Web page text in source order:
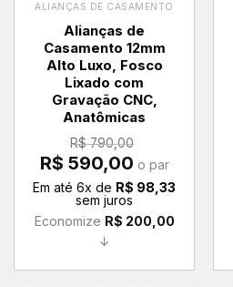
ALIANÇAS DE CASAMENTO
Alianças de
Casamento 12mm
Alto Luxo, Fosco
Lixado com
Gravação CNC,
Anatômicas
R$790,00
O
preço
era:
R$ 790,00.
R$ 590,00preço
é:
o par
Em até 6x de R$ 98,33
sem juros
Economize R$ 200,00
↓